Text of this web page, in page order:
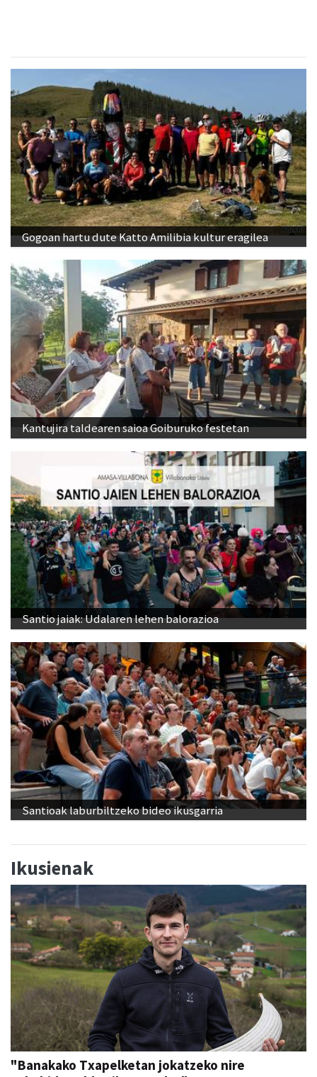
Gogoan hartu dute Katto Amilibia kultur eragilea
Kantujira taldearen saioa Goiburuko festetan
Santio jaiak: Udalaren lehen balorazioa
Santioak laburbiltzeko bideo ikusgarria
Ikusienak
"Banakako Txapelketan jokatzeko nire